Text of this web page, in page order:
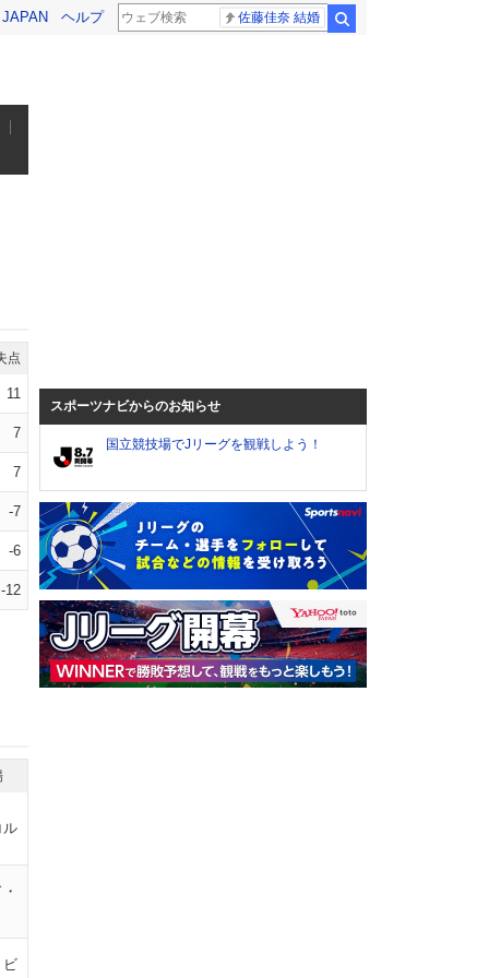
ヘルプ 佐藤佳奈 結婚
点
11
7
7
-7
-6
-12
ル
ビ
スポーツナビからのお知らせ
国立競技場でJリーグを観戦しよう！